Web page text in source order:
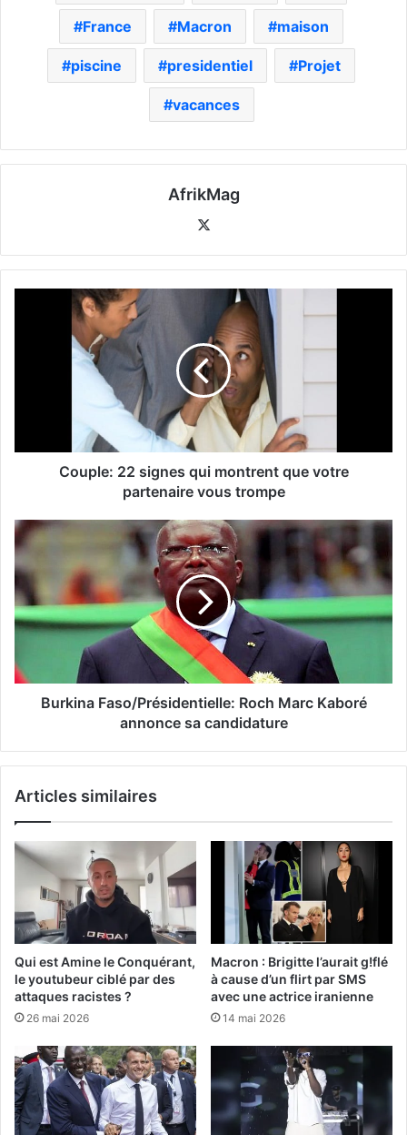
France Macron maison
piscine presidentiel Projet
vacances
AfrikMag
Couple: 22 signes qui montrent que votre
partenaire vous trompe
Burkina Faso/Présidentielle: Roch Marc Kaboré
annonce sa candidature
Articles similaires
Qui est Amine le Conquérant,
le youtubeur ciblé par des
attaques racistes ?
26 mai 2026
Macron : Brigitte l’aurait g!flé
à cause d’un flirt par SMS
avec une actrice iranienne
14 mai 2026